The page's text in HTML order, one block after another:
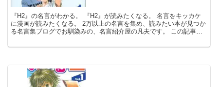
『H2』の名言がわかる。 『H2』が読みたくなる。 名言をキッカケ
に漫画が読みたくなる。 2万以上の名言を集め、読みたい本が見つか
る名言集ブログでお馴染みの、名言紹介屋の凡夫です。 この記事